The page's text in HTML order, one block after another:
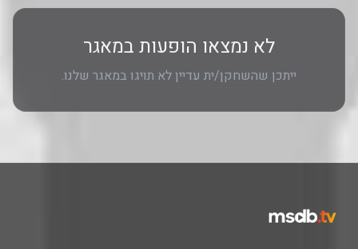
לא נמצאו הופעות במאגר
ייתכן שהשחקן/ית עדיין לא תויגו במאגר שלנו.